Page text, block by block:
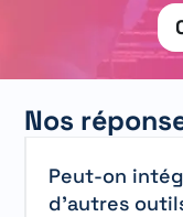
Nos
Peut-on
d'autres